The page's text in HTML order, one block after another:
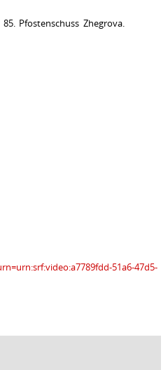
Pfostenschuss Zhegrova.
51a6-47d5-